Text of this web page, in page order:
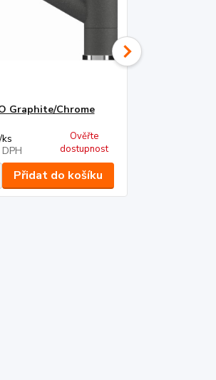
Graphite/Chrome
ks
Ověřte
dostupnost
Přidat do košíku